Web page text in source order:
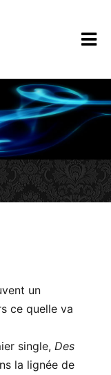
un
ce quelle va
single, Des
la lignée de